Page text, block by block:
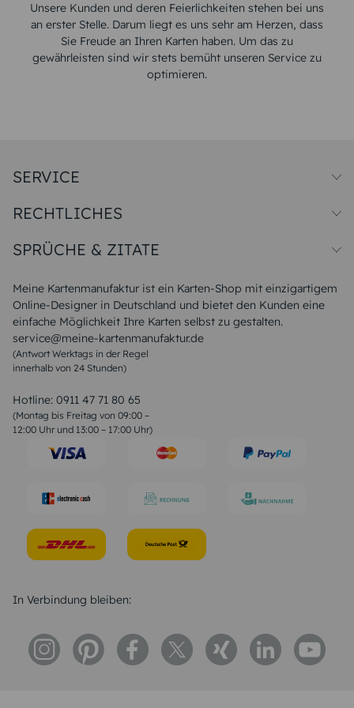
Unsere Kunden und deren Feierlichkeiten stehen bei uns
an erster Stelle. Darum liegt es uns sehr am Herzen, dass
Sie Freude an Ihren Karten haben. Um das zu
gewährleisten sind wir stets bemüht unseren Service zu
optimieren.
Meine Kartenmanufaktur ist ein Karten-Shop mit einzigartigem
Online-Designer in Deutschland und bietet den Kunden eine
einfache Möglichkeit Ihre Karten selbst zu gestalten.
service@meine-kartenmanufaktur.de
(Antwort Werktags in der Regel
innerhalb von 24 Stunden)
Hotline: 0911 47 71 80 65
(Montag bis Freitag von 09:00 –
12:00 Uhr und 13:00 – 17:00 Uhr)
SERVICE
Papiersorten
Unsere Produktion
Magazin
FAQ
RECHTLICHES
Widerrufsbelehrung
SPRÜCHE & ZITATE
Liebeskummer Sprüche
Sommer Sprüche
Muttertagssprüche
Sprüche zur Hochzeit
Sprüche zur Konfirmation & Kommunion
Weihnachtsgedichte
Liebessprüche
Geburtstagssprüche
Trauersprüche
Konfirmation Glückwünsche
In Verbindung bleiben: